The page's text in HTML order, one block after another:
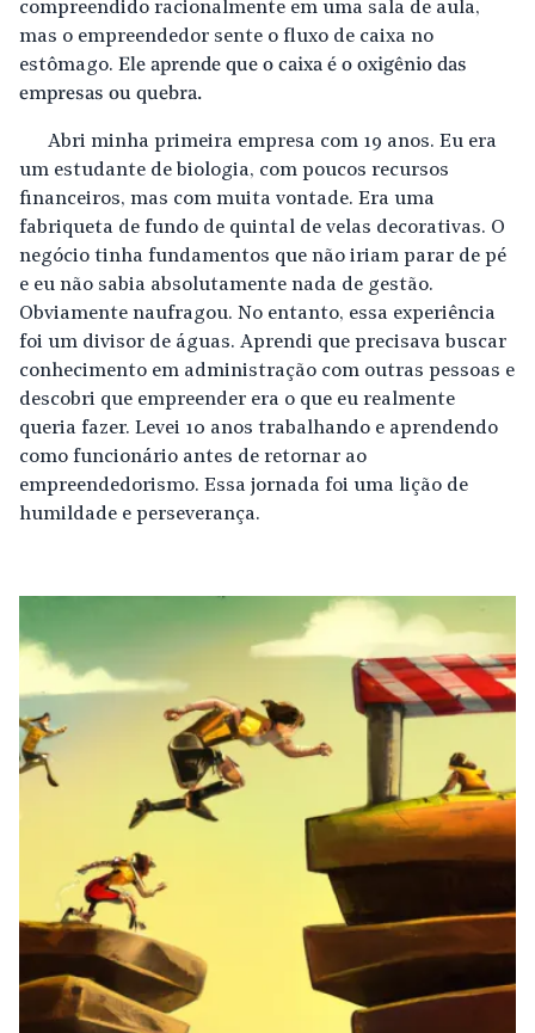
compreendido racionalmente em uma sala de aula,
mas o empreendedor sente o fluxo de caixa no
estômago. Ele aprende que o caixa é o oxigênio das
empresas ou quebra.
Abri minha primeira empresa com 19 anos. Eu era
um estudante de biologia, com poucos recursos
financeiros, mas com muita vontade. Era uma
fabriqueta de fundo de quintal de velas decorativas. O
negócio tinha fundamentos que não iriam parar de pé
e eu não sabia absolutamente nada de gestão.
Obviamente naufragou. No entanto, essa experiência
foi um divisor de águas. Aprendi que precisava buscar
conhecimento em administração com outras pessoas e
descobri que empreender era o que eu realmente
queria fazer. Levei 10 anos trabalhando e aprendendo
como funcionário antes de retornar ao
empreendedorismo. Essa jornada foi uma lição de
humildade e perseverança.